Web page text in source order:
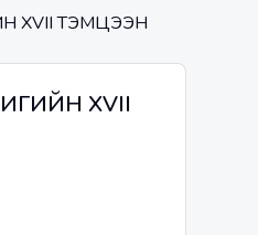
XVII ТЭМЦЭЭН
XVII